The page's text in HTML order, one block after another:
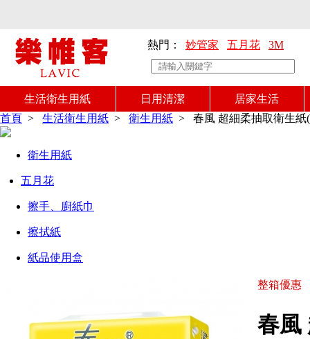
熱門： 妙管家 五月花 3M
生活衛生用紙 日用清潔
居家生活
首頁 > 生活衛生用紙 > 衛生用紙 > 春風 超細柔抽取衛生紙
衛生用紙
五月花
擦手、廚紙巾
擦拭紙
紙品使用盒
整箱優惠
春風